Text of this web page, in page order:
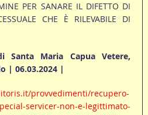
PER SANARE IL DIFETTO DI
CHE È RILEVABILE DI
Santa Maria Capua Vetere,
| 06.03.2024 |
provvedimenti/recupero-
servicer-non-e-legittimato-